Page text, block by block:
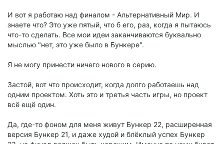
И вот я работаю над финалом - Альтернативный Мир. И
знаете что? Это уже пятый, что б его, раз, когда я пытаюсь
что-то сделать. Все мои идеи заканчиваются буквально
мыслью "нет, это уже было в Бункере".
Я не могу принести ничего нового в серию.
Застой, вот что происходит, когда долго работаешь над
одним проектом. Хоть это и третья часть игры, но проект
всё ещё один.
Да, где-то фоном для меня живут Бункер 22, расширенная
версия Бункер 21, и даже худой и блёклый успех Бункер